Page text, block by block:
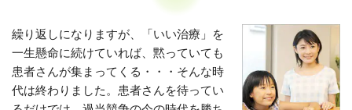
繰り返しになりますが、「いい治療」を
一生懸命に続けていれば、黙っていても
患者さんが集まってくる・・・そんな時
代は終わりました。患者さんを待ってい